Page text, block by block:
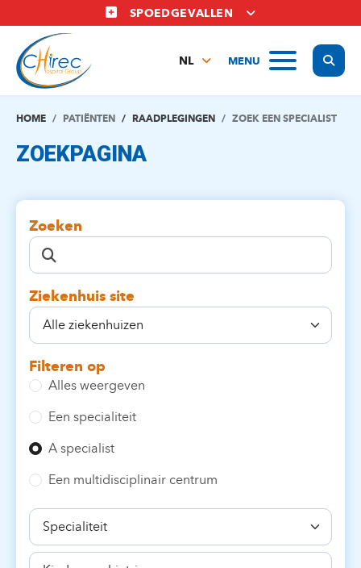
en
naar
inhoud
gaan
SPOEDGEVALLEN
MENU
NL
EN
HOME PATIËNTEN RAADPLEGINGEN ZOEK EEN SPECIALIST
ZOEKPAGINA
Zoeken
Ziekenhuis site
Filteren op
Alles weergeven
Een specialiteit
A specialist
Een multidisciplinair centrum
Specialiteit
Bekwaamheid